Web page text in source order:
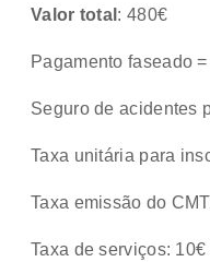
Valor total : 480€
Pagamento faseado
Seguro de acidentes
Taxa unitária para
Taxa emissão do
Taxa de serviços: 10€